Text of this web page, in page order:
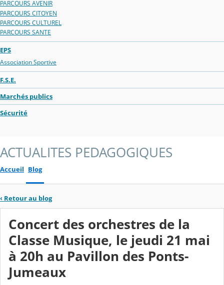
PARCOURS AVENIR
PARCOURS CITOYEN
PARCOURS CULTUREL
PARCOURS SANTE
EPS
Association Sportive
F.S.E.
Marchés publics
Sécurité
ACTUALITES PEDAGOGIQUES
Accueil Blog
‹ Retour au blog
Concert des orchestres de la
Classe Musique, le jeudi 21 mai
à 20h au Pavillon des Ponts-
Jumeaux